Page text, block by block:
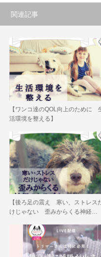
関連記事
【ワンコ達のQOL向上のために
活環境を整える】
【後ろ足の震え 寒い、ストレス
けじゃない 歪みからくる神経…